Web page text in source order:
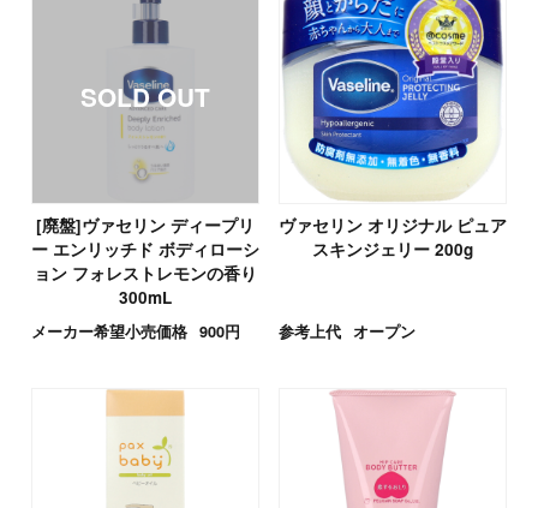
[廃盤]ヴァセリン ディープリ
ー エンリッチド ボディローシ
ョン フォレストレモンの香り
300mL
メーカー希望小売価格 900円
ヴァセリン オリジナル ピュア
スキンジェリー 200g
参考上代 オープン